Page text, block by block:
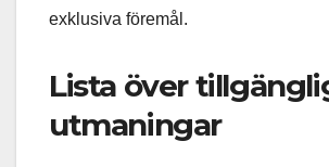
exklusiva föremål.
Lista över
utmaningar